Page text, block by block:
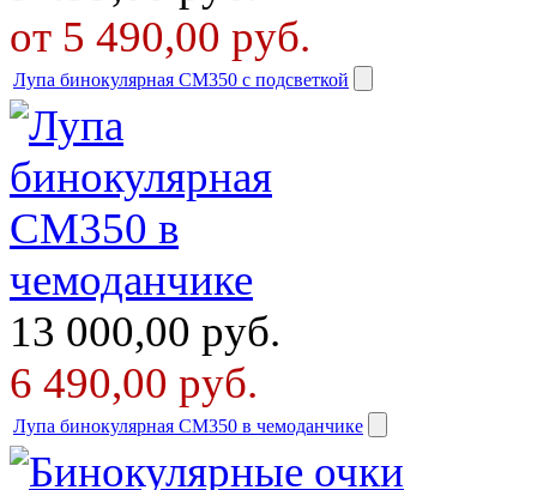
от 5 490,00 руб.
Лупа бинокулярная СМ350 с подсветкой
13 000,00 руб.
6 490,00 руб.
Лупа бинокулярная СМ350 в чемоданчике